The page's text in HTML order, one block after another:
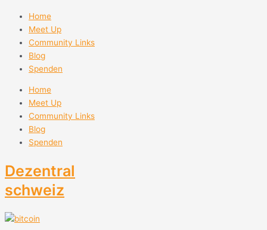
Home
Meet Up
Community Links
Blog
Spenden
Home
Meet Up
Community Links
Blog
Spenden
Dezentral
schweiz